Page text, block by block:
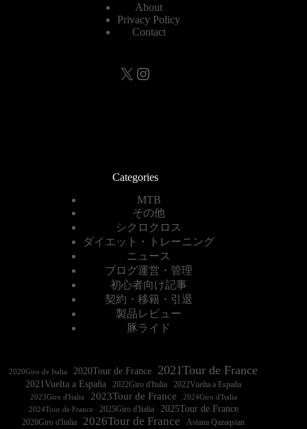
About
Privacy Policy
Contact
X Instagram
Categories
MTB
その他
シクロクロス
ダイエット・トレーニング
ニュース
ブログ運営・管理
初心者向け記事
契約・移籍・引退
製品レビュー
豚ライド
2020Giro de Italia 2020Tour de France 2021Tour de France
2021Vuelta a España 2022Vuelta a España
2023Giro d'Italia 2023Tour de France
2024Tour de France
2025Giro d'Italia 2025Tour de France
2026Giro d'Italia 2026Tour de France Astana Qazaqstan